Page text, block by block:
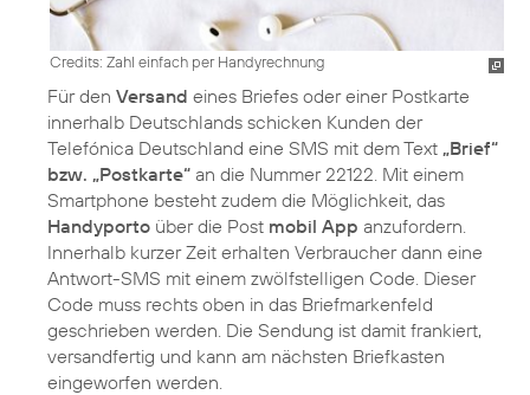
Credits: Zahl einfach per Handyrechnung
Für den Versand eines Briefes oder einer Postkarte
innerhalb Deutschlands schicken Kunden der
Telefónica Deutschland eine SMS mit dem Text „Brief“
bzw. „Postkarte“ an die Nummer 22122. Mit einem
Smartphone besteht zudem die Möglichkeit, das
Handyporto über die Post mobil App anzufordern.
Innerhalb kurzer Zeit erhalten Verbraucher dann eine
Antwort-SMS mit einem zwölfstelligen Code. Dieser
Code muss rechts oben in das Briefmarkenfeld
geschrieben werden. Die Sendung ist damit frankiert,
versandfertig und kann am nächsten Briefkasten
eingeworfen werden.